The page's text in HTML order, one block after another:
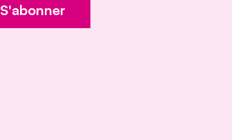
S'abonner